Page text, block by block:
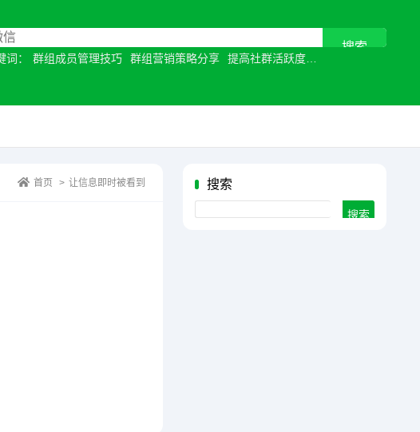
词： 群组成员管理技巧 群组营销策略分享 提高社群活跃度
搜索
首页 > 让信息即时被看到